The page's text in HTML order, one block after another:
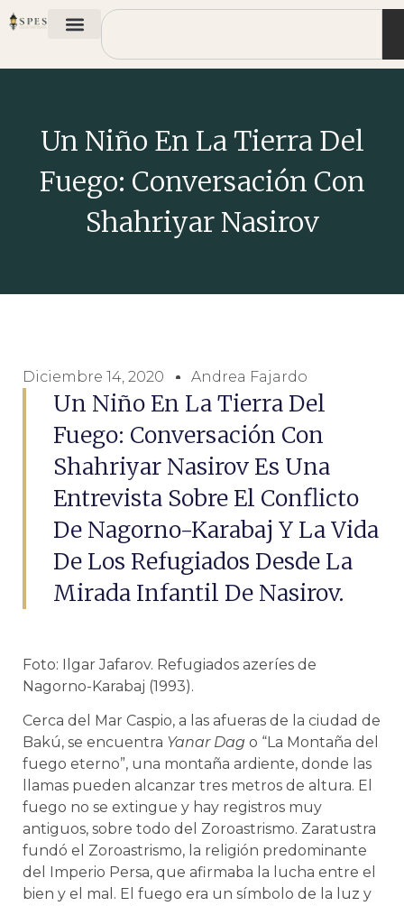
Un Niño En La Tierra Del
Fuego: Conversación Con
Shahriyar Nasirov
Diciembre 14, 2020 Andrea Fajardo
Un Niño En La Tierra Del
Fuego: Conversación Con
Shahriyar Nasirov Es Una
Entrevista Sobre El Conflicto
De Nagorno-Karabaj Y La Vida
De Los Refugiados Desde La
Mirada Infantil De Nasirov.
Foto: Ilgar Jafarov. Refugiados azeríes de
Nagorno-Karabaj (1993).
Cerca del Mar Caspio, a las afueras de la ciudad de
Bakú, se encuentra Yanar Dag o “La Montaña del
fuego eterno”, una montaña ardiente, donde las
llamas pueden alcanzar tres metros de altura. El
fuego no se extingue y hay registros muy
antiguos, sobre todo del Zoroastrismo. Zaratustra
fundó el Zoroastrismo, la religión predominante
del Imperio Persa, que afirmaba la lucha entre el
bien y el mal. El fuego era un símbolo de la luz y